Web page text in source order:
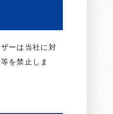
ーは当社に対
を禁止しま